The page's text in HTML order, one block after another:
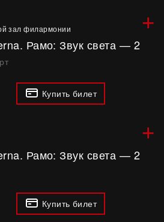
+
зал филармонии
Рамо: Звук света — 2
Купить билет
+
Рамо: Звук света — 2
Купить билет